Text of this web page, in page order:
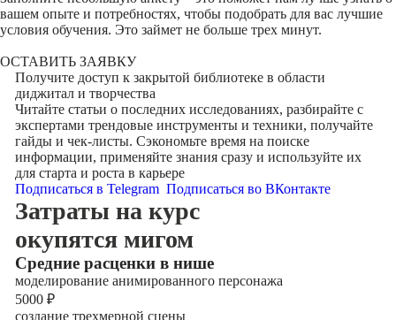
вашем опыте и потребностях, чтобы подобрать для вас лучшие
условия обучения. Это займет не больше трех минут.
ОСТАВИТЬ ЗАЯВКУ
Получите доступ к закрытой библиотекев области
диджитал и творчества
Читайте статьи о последних исследованиях, разбирайте с
экспертами трендовые инструменты и техники, получайте
гайды и чек-листы. Сэкономьте время на поиске
информации, применяйте знания сразу и используйте их
для старта и роста в карьере
Подписаться в Telegram Подписаться во ВКонтакте
Затраты на курс
окупятся мигом
Cредние расценки в нише
моделирование анимированного персонажа
5000 ₽
создание трехмерной сцены